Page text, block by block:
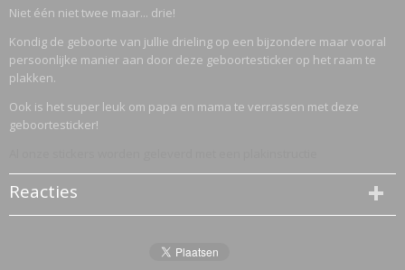
Niet één niet twee maar... drie!
Kondig de geboorte van jullie drieling op een bijzondere maar vooral
persoonlijke manier aan door deze geboortesticker op het raam te
plakken.
Ook is het super leuk om papa en mama te verrassen met deze
geboortesticker!
Reacties